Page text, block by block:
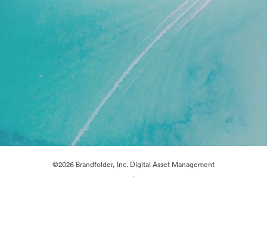
©2026 Brandfolder, Inc. Digital Asset Management
·